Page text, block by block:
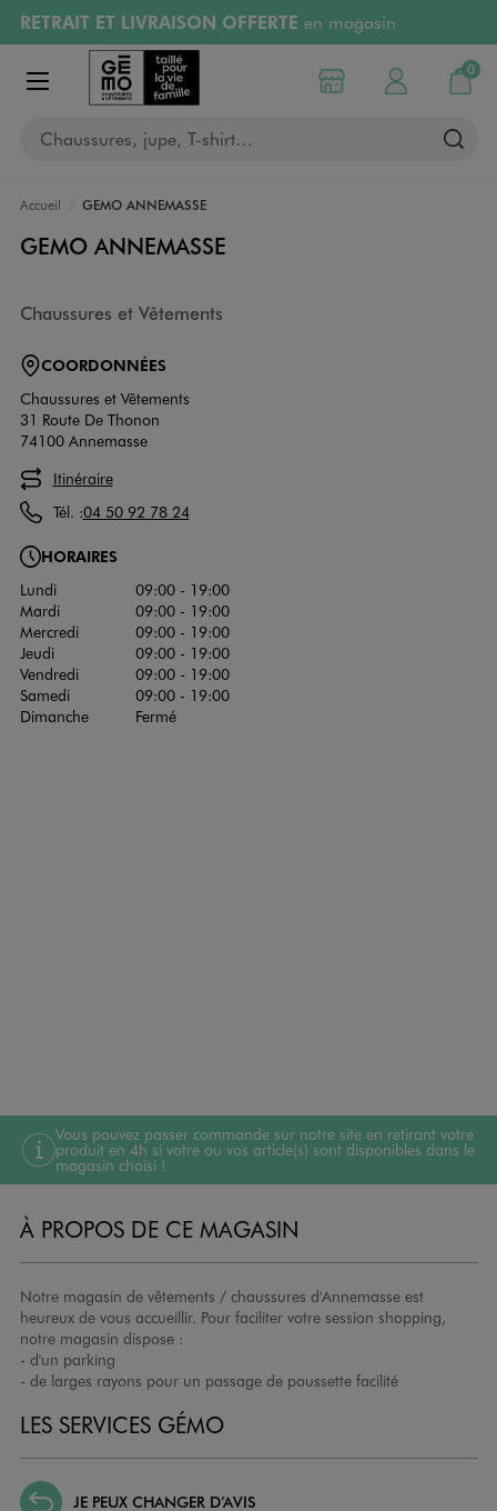
Aller au contenu principal
Aller à la navigation
RETRAIT ET LIVRAISON OFFERTE en magasin
Retours OFFERTSpendant 30 jours
PAYEZ EN 3x SANS FRAIS
RÉSERVATION GRATUITE
Afficher le menu
Chaussures, jupe, T-shirt…
Choisir mon magasin
Mon compte
0
Mon
Accueil GEMO ANNEMASSE
GEMO ANNEMASSE
Chaussures et Vêtements
COORDONNÉES
Chaussures et Vêtements
31 Route De Thonon
74100 Annemasse
Itinéraire
Tél. :04 50 92 78 24
HORAIRES
Lundi
09:00 - 19:00
Mardi
09:00 - 19:00
Mercredi
09:00 - 19:00
Jeudi
09:00 - 19:00
Vendredi
09:00 - 19:00
Samedi
09:00 - 19:00
Dimanche
Fermé
Vous pouvez passer commande sur notre site en retirant votre
produit en 4h si votre ou vos article(s) sont disponibles dans le
magasin choisi !
À PROPOS DE CE MAGASIN
Notre magasin de vêtements / chaussures d'Annemasse est
heureux de vous accueillir. Pour faciliter votre session shopping,
notre magasin dispose :
- d'un parking
- de larges rayons pour un passage de poussette facilité
LES SERVICES GÉMO
JE PEUX CHANGER D’AVIS